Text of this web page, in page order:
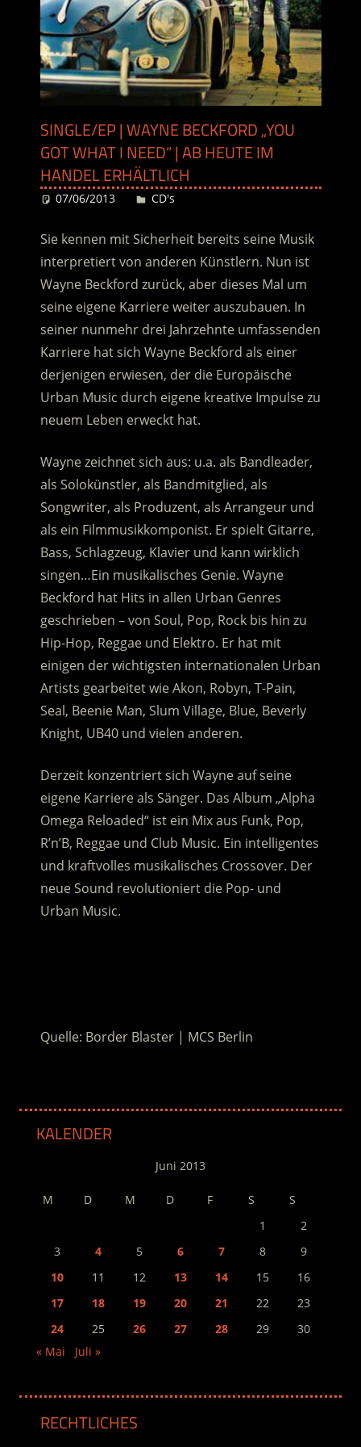
SINGLE/EP | WAYNE BECKFORD „YOU
GOT WHAT I NEED“ | AB HEUTE IM
HANDEL ERHÄLTLICH
07/06/2013 Desiree
CD's
Sie kennen mit Sicherheit bereits seine Musik
interpretiert von anderen Künstlern. Nun ist
Wayne Beckford zurück, aber dieses Mal um
seine eigene Karriere weiter auszubauen. In
seiner nunmehr drei Jahrzehnte umfassenden
Karriere hat sich Wayne Beckford als einer
derjenigen erwiesen, der die Europäische
Urban Music durch eigene kreative Impulse zu
neuem Leben erweckt hat.
Wayne zeichnet sich aus: u.a. als Bandleader,
als Solokünstler, als Bandmitglied, als
Songwriter, als Produzent, als Arrangeur und
als ein Filmmusikkomponist. Er spielt Gitarre,
Bass, Schlagzeug, Klavier und kann wirklich
singen…Ein musikalisches Genie. Wayne
Beckford hat Hits in allen Urban Genres
geschrieben – von Soul, Pop, Rock bis hin zu
Hip-Hop, Reggae und Elektro. Er hat mit
einigen der wichtigsten internationalen Urban
Artists gearbeitet wie Akon, Robyn, T-Pain,
Seal, Beenie Man, Slum Village, Blue, Beverly
Knight, UB40 und vielen anderen.
Derzeit konzentriert sich Wayne auf seine
eigene Karriere als Sänger. Das Album „Alpha
Omega Reloaded“ ist ein Mix aus Funk, Pop,
R’n’B, Reggae und Club Music. Ein intelligentes
und kraftvolles musikalisches Crossover. Der
neue Sound revolutioniert die Pop- und
Urban Music.
Quelle: Border Blaster | MCS Berlin
KALENDER
Juni 2013
M D M D F S
S
1
2
3
4 5 6 7 8
9
10
11 12 13 14 15
16
17
18 19 20 21 22
23
24
25 26 27 28 29
30
« Mai
Juli »
RECHTLICHES